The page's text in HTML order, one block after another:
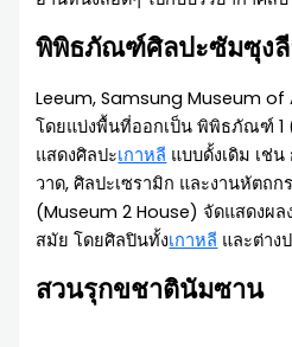
พิพิธภัณฑ์ศิลปะซัมซุง
Leeum, Samsung Museum of
โดยแบ่งพื้นที่ออกเป็น พิพิธภัณฑ์ 1
แสดงศิลปะเกาหลี แบบดั้งเดิม เช่
วาด, ศิลปะเซรามิก และงานหัตถ
(Museum 2 House) จัดแสดงผ
สมัย โดยศิลปินทั้งเกาหลี และต่าง
สวนรุกขชาตินัมซาน